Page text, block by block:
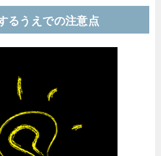
るうえでの注意点